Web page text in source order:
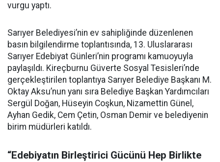
vurgu yaptı.
Sarıyer Belediyesi’nin ev sahipliğinde düzenlenen
basın bilgilendirme toplantısında, 13. Uluslararası
Sarıyer Edebiyat Günleri’nin programı kamuoyuyla
paylaşıldı. Kireçburnu Güverte Sosyal Tesisleri’nde
gerçekleştirilen toplantıya Sarıyer Belediye Başkanı M.
Oktay Aksu’nun yanı sıra Belediye Başkan Yardımcıları
Sergül Doğan, Hüseyin Coşkun, Nizamettin Günel,
Ayhan Gedik, Cem Çetin, Osman Demir ve belediyenin
birim müdürleri katıldı.
“Edebiyatın Birleştirici Gücünü Hep Birlikte